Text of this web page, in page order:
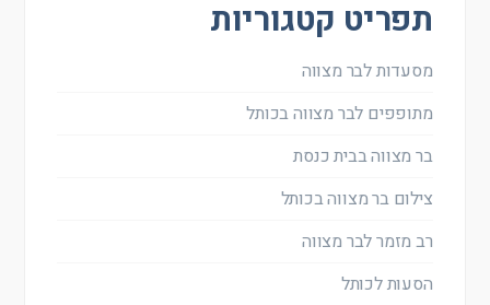
תפריט קטגוריות
מסעדות לבר מצווה
מתופפים לבר מצווה בכותל
בר מצווה בבית כנסת
צילום בר מצווה בכותל
רב מזמר לבר מצווה
הסעות לכותל